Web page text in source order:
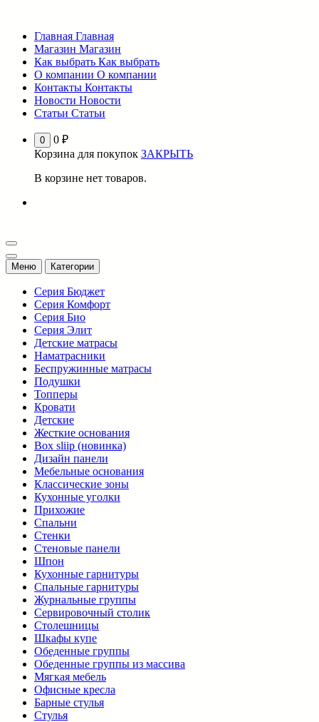
содержимому
Главная Главная
Магазин Магазин
Как выбрать Как выбрать
О компании О компании
Контакты Контакты
Новости Новости
Статьи Статьи
0 0 ₽
Корзина для покупок ЗАКРЫТЬ
В корзине нет товаров.
Меню Категории
Серия Бюджет
Серия Комфорт
Серия Био
Серия Элит
Детские матрасы
Наматрасники
Беспружинные матрасы
Подушки
Топперы
Кровати
Детские
Жесткие основания
Box sliip (новинка)
Дизайн панели
Мебельные основания
Классические зоны
Кухонные уголки
Прихожие
Спальни
Стенки
Стеновые панели
Шпон
Кухонные гарнитуры
Спальные гарнитуры
Журнальные группы
Сервировочный столик
Столешницы
Шкафы купе
Обеденные группы
Обеденные группы из массива
Мягкая мебель
Офисные кресла
Барные стулья
Стулья